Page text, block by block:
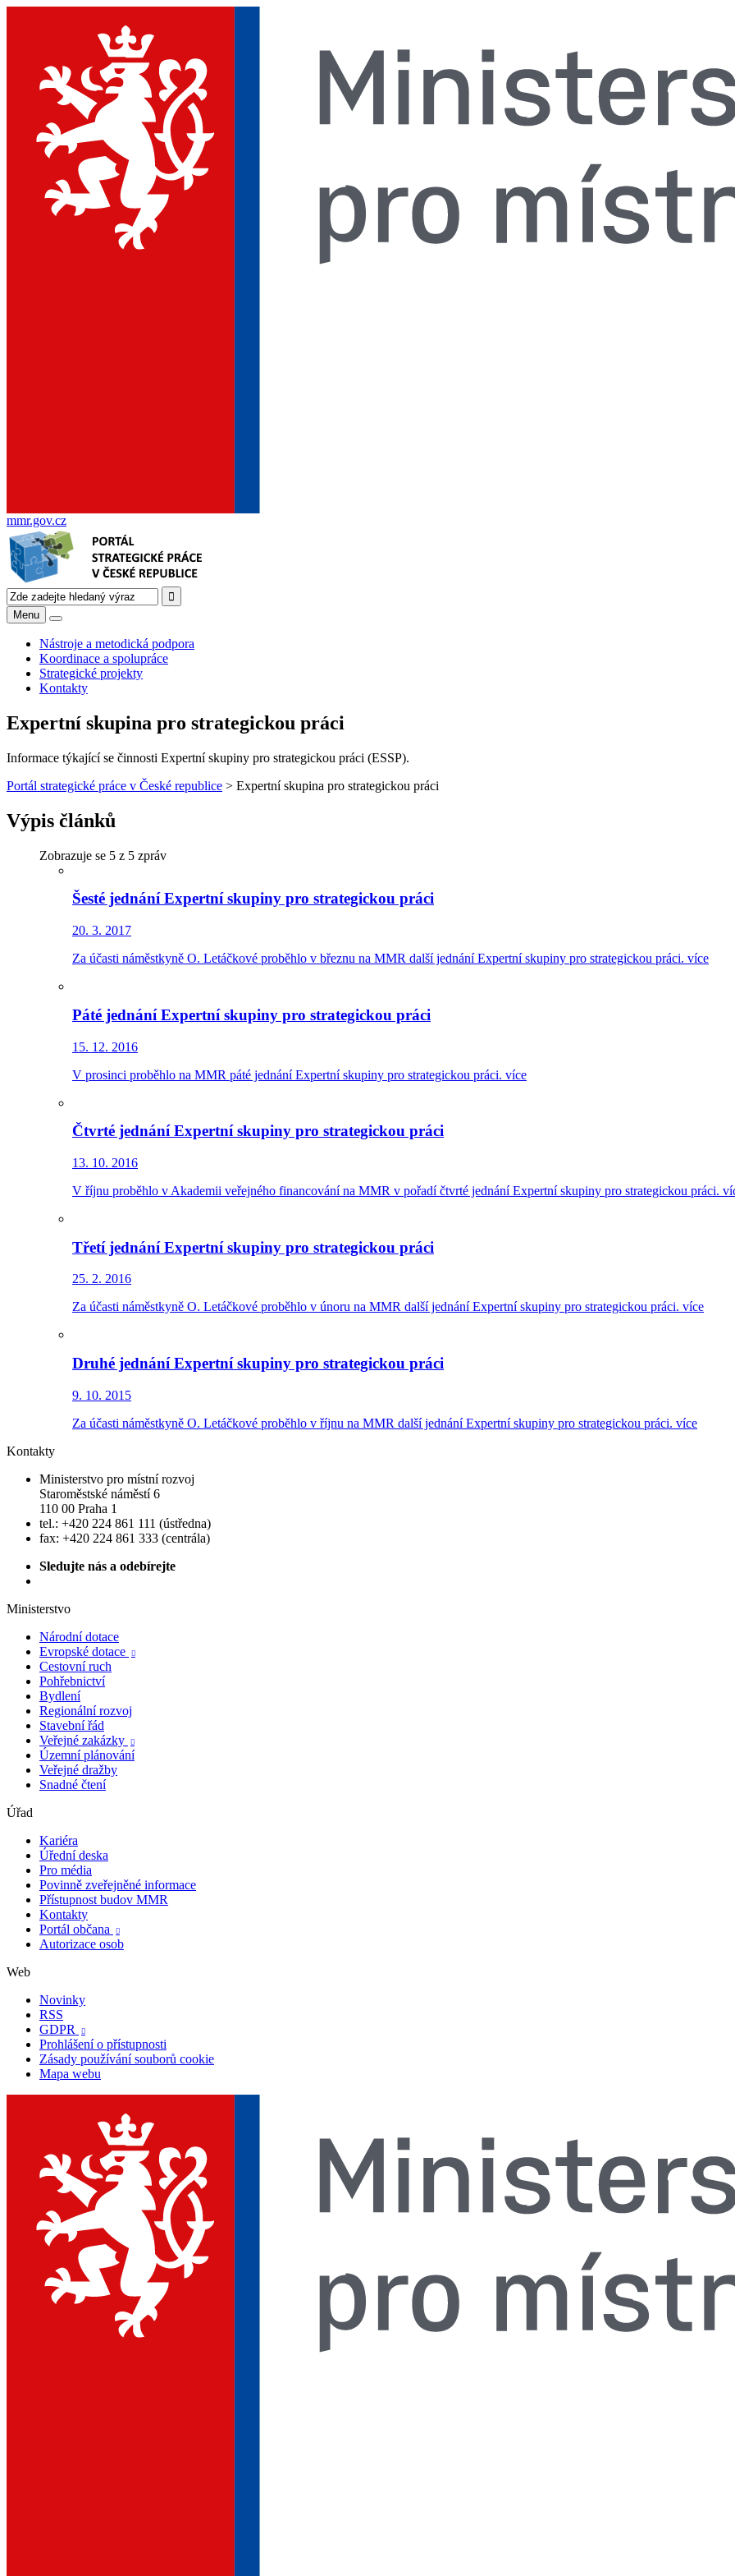
mmr.gov.cz
Menu
Nástroje a metodická podpora
Koordinace a spolupráce
Strategické projekty
Kontakty
Expertní skupina pro strategickou práci
Informace týkající se činnosti Expertní skupiny pro strategickou práci (ESSP).
Portál strategické práce v České republice > Expertní skupina pro strategickou práci
Výpis článků
Zobrazuje se 5 z 5 zpráv
Šesté jednání Expertní skupiny pro strategickou práci
20. 3. 2017
Za účasti náměstkyně O. Letáčkové proběhlo v březnu na MMR další jednání Expertní skupiny pro strategickou práci. více
Páté jednání Expertní skupiny pro strategickou práci
15. 12. 2016
V prosinci proběhlo na MMR páté jednání Expertní skupiny pro strategickou práci. více
Čtvrté jednání Expertní skupiny pro strategickou práci
13. 10. 2016
V říjnu proběhlo v Akademii veřejného financování na MMR v pořadí čtvrté jednání Expertní skupiny pro strategickou práci.
Třetí jednání Expertní skupiny pro strategickou práci
25. 2. 2016
Za účasti náměstkyně O. Letáčkové proběhlo v únoru na MMR další jednání Expertní skupiny pro strategickou práci. více
Druhé jednání Expertní skupiny pro strategickou práci
9. 10. 2015
Za účasti náměstkyně O. Letáčkové proběhlo v říjnu na MMR další jednání Expertní skupiny pro strategickou práci. více
Kontakty
Ministerstvo pro místní rozvoj
Staroměstské náměstí 6
110 00 Praha 1
tel.: +420 224 861 111 (ústředna)
fax: +420 224 861 333 (centrála)
Sledujte nás a odebírejte
Ministerstvo
Národní dotace
Evropské dotace

Cestovní ruch
Pohřebnictví
Bydlení
Regionální rozvoj
Stavební řád
Veřejné zakázky

Územní plánování
Veřejné dražby
Snadné čtení
Úřad
Kariéra
Úřední deska
Pro média
Povinně zveřejněné informace
Přístupnost budov MMR
Kontakty
Portál občana

Autorizace osob
Web
Novinky
RSS
GDPR

Prohlášení o přístupnosti
Zásady používání souborů cookie
Mapa webu